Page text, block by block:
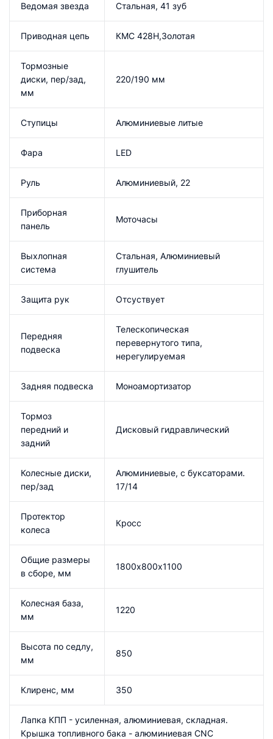
Ведомая звезда Стальная, 41 зуб
Приводная цепь КМС 428H,Золотая
Тормозные
диски, пер/зад,
мм
220/190 мм
Ступицы Алюминиевые литые
Фара LED
Руль Алюминиевый, 22
Приборная
панель
Моточасы
Выхлопная
система
Стальная, Алюминиевый
глушитель
Защита рук Отсуствует
Передняя
подвеска
Телескопическая
перевернутого типа,
нерегулируемая
Задняя подвеска Моноамортизатор
Тормоз
передний и
задний
Дисковый гидравлический
Колесные диски,
пер/зад
Алюминиевые, с буксаторами.
17/14
Протектор
колеса
Кросс
Общие размеры
в сборе, мм
1800х800х1100
Колесная база,
мм
1220
Высота по седлу,
мм
850
Клиренс, мм 350
Лапка КПП - усиленная, алюминиевая, складная.
Крышка топливного бака - алюминиевая CNC